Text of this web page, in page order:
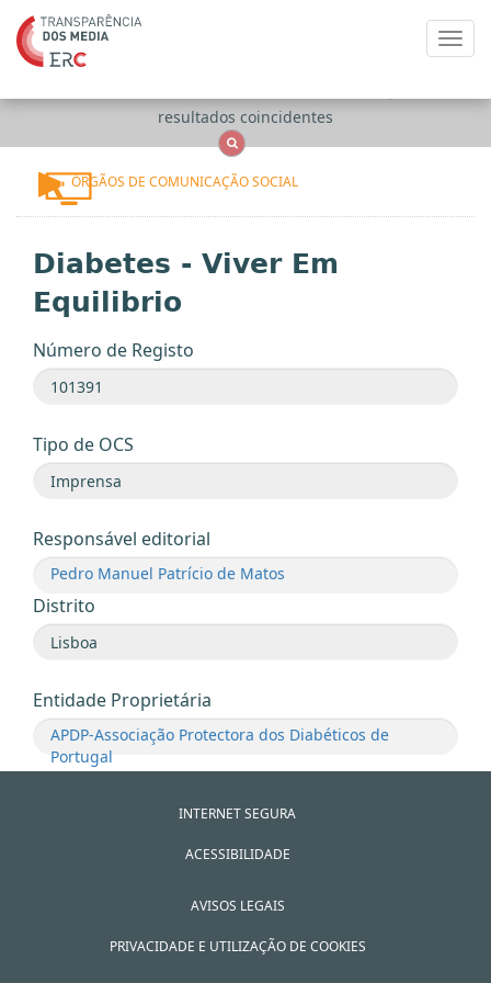
resultados coincidentes
ÓRGÃOS DE COMUNICAÇÃO SOCIAL
Diabetes - Viver Em
Equilibrio
Número de Registo
Tipo de OCS
Responsável editorial
Pedro Manuel Patrício de Matos
Distrito
Entidade Proprietária
APDP-Associação Protectora dos Diabéticos de
Portugal
INTERNET SEGURA
ACESSIBILIDADE
AVISOS LEGAIS
PRIVACIDADE E UTILIZAÇÃO DE COOKIES